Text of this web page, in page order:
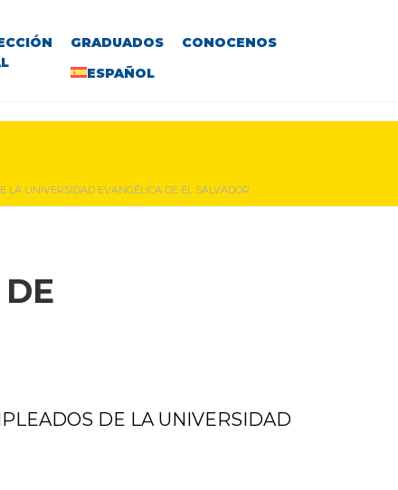
GRADUADOS
CONOCENOS
ESPAÑOL
LA UNIVERSIDAD EVANGÉLICA DE EL SALVADOR
DE LA UNIVERSIDAD